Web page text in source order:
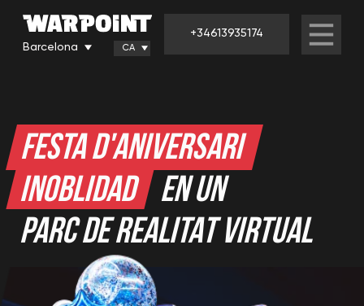
Barcelona
EN UN
INOBLIDAD
PARC DE REALITAT VIRTUAL